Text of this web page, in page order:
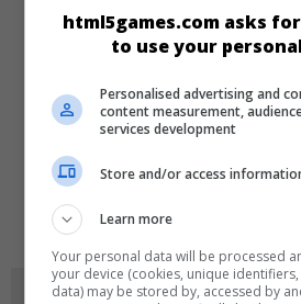
Make-up Dress-up
SPRACHEN
html5games.com asks
to use your
Personalised advertising and
content measurement,
services development
Store and/or access
Learn more
Your personal data will be processed
your device (cookies, unique
data) may be stored by, accessed by